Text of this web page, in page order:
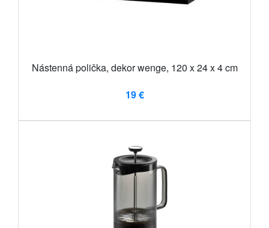
Nástenná polička, dekor wenge, 120 x 24 x 4 cm
19 €